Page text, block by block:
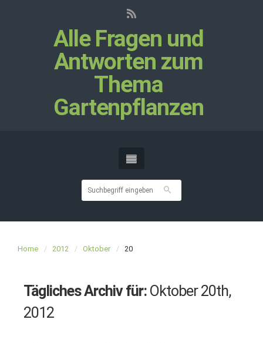
Alle Fragen und
Antworten zum
Thema
Gartenpflanzen
Home 2012 Oktober 20
Tägliches Archiv für: Oktober 20th,
2012